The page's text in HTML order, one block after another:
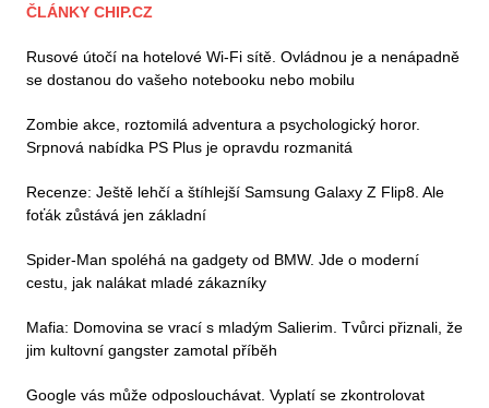
ČLÁNKY CHIP.CZ
Rusové útočí na hotelové Wi-Fi sítě. Ovládnou je a nenápadně
se dostanou do vašeho notebooku nebo mobilu
Zombie akce, roztomilá adventura a psychologický horor.
Srpnová nabídka PS Plus je opravdu rozmanitá
Recenze: Ještě lehčí a štíhlejší Samsung Galaxy Z Flip8. Ale
foťák zůstává jen základní
Spider-Man spoléhá na gadgety od BMW. Jde o moderní
cestu, jak nalákat mladé zákazníky
Mafia: Domovina se vrací s mladým Salierim. Tvůrci přiznali, že
jim kultovní gangster zamotal příběh
Google vás může odposlouchávat. Vyplatí se zkontrolovat